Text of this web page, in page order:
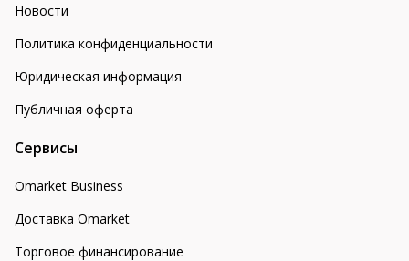
Новости
Политика конфиденциальности
Юридическая информация
Публичная оферта
Сервисы
Omarket Business
Доставка Omarket
Торговое финансирование